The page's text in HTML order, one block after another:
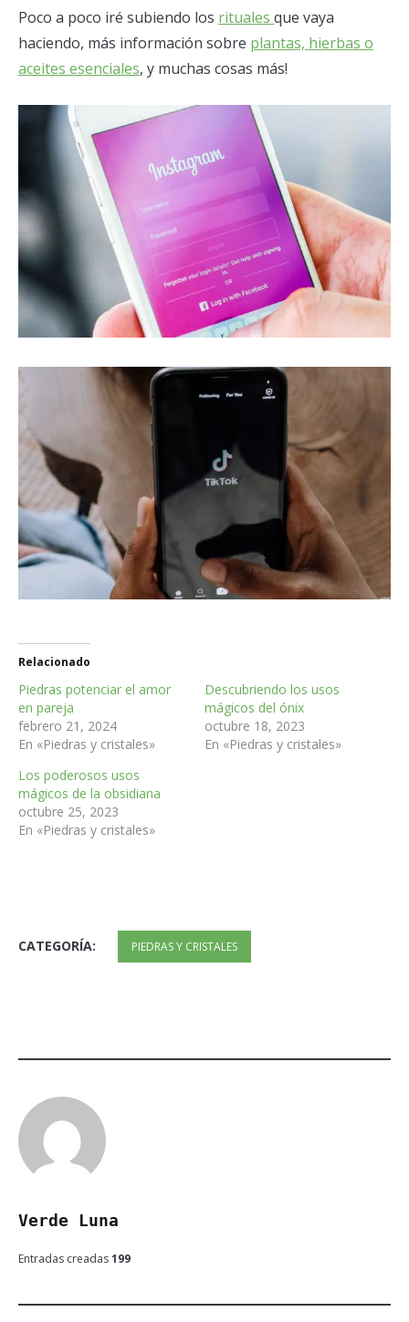
Poco a poco iré subiendo los rituales que vaya
haciendo, más información sobre plantas, hierbas o
aceites esenciales, y muchas cosas más!
Relacionado
Piedras potenciar el amor
en pareja
febrero 21, 2024
En «Piedras y cristales»
Descubriendo los usos
mágicos del ónix
octubre 18, 2023
En «Piedras y cristales»
Los poderosos usos
mágicos de la obsidiana
octubre 25, 2023
En «Piedras y cristales»
CATEGORÍA: PIEDRAS Y CRISTALES
Verde Luna
Entradas creadas199